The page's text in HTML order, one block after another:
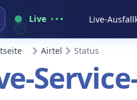
Live Live-
Airtel Status